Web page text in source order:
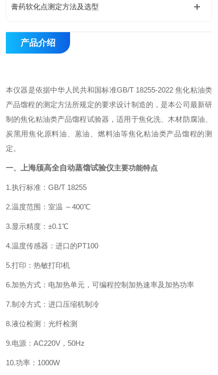
膏药软化点测定方法及选型
产品介绍
本仪器是依据中华人民共和国标准GB/T 18255-2022 焦化粘油类
产品馏程的测定方法所规定的要求设计制造的，是本公司最新研
制的焦化粘油类产品馏程试验器，适用于焦化洗、木材防腐油、
炭黑用焦化原料油、蒽油、燃料油等焦化粘油类产品馏程的测
定。
一、 上海颀高全自动蒸馏试验仪主要功能特点
1.执行标准：GB/T 18255
2.温度范围：室温 ～400℃
3.显示精度：±0.1℃
4.温度传感器：进口的PT100
5.打印：热敏打印机
6.加热方式：电加热单元，可编程控制加热速率及加热功率
7.制冷方式：进口压缩机制冷
8.液位检测：光纤检测
9.电源：AC220V，50Hz
10.功率：1000W